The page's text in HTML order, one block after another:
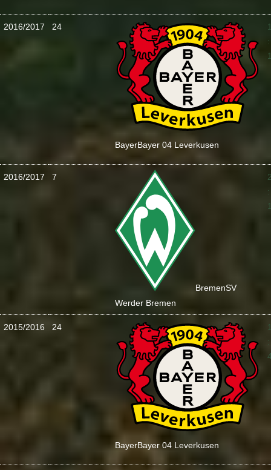
2016/2017 24
BayerBayer 04 Leverkusen
:
2016/2017 7
BremenSV
Werder Bremen
:
2015/2016 24
BayerBayer 04 Leverkusen
: